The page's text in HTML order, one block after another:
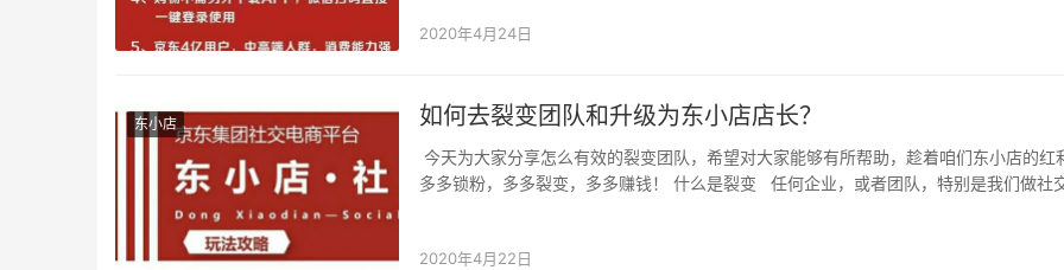
2020年4月24日
东小店 如何去裂变团队和升级为东小店店长？
今天为大家分享怎么有效的裂变团队，希望对大家能够有所帮助，趁着咱们东小店的红
多多锁粉，多多裂变，多多赚钱！ 什么是裂变 任何企业，或者团队，特别是我们做社
2020年4月22日